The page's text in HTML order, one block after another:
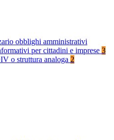
obblighi amministrativi
per cittadini e imprese 3
o struttura analoga 2